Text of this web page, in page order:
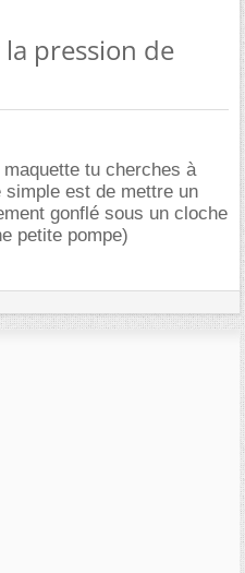
pression de
tu cherches à
est de mettre un
gonflé sous un cloche
petite pompe)